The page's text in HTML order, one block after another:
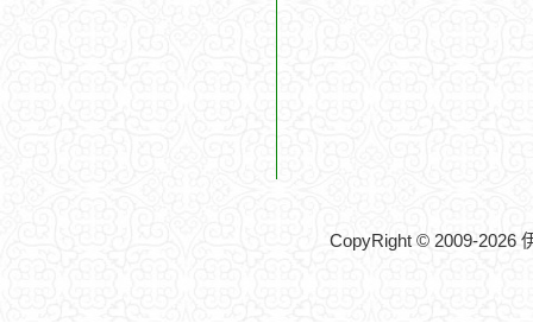
CopyRight © 2009-2026